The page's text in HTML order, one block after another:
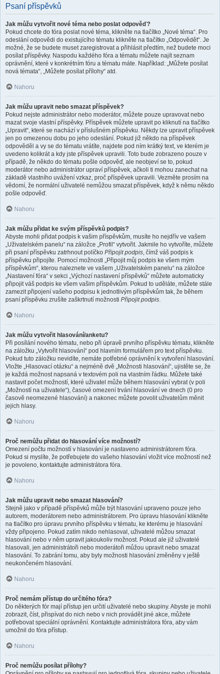
Psaní příspěvků
Jak můžu vytvořit nové téma nebo poslat odpověď?
Pokud chcete do fóra poslat nové téma, klikněte na tlačítko „Nové téma“. Pro
odeslání odpovědi do existujícího tématu klikněte na tlačítko „Odpovědět“. Je
možné, že se budete muset zaregistrovat a přihlásit předtím, než budete moci
posílat příspěvky. Naspodu každého fóra a tématu můžete najít seznam
oprávnění, které v konkrétním fóru a tématu máte. Například: „Můžete posílat
nová témata“, „Můžete posílat přílohy“ atd.
Nahoru
Jak můžu upravit nebo smazat příspěvek?
Pokud nejste administrátor nebo moderátor, můžete pouze upravovat nebo
mazat svoje vlastní příspěvky. Příspěvek můžete upravit po kliknutí na tlačítko
„Upravit“, které se nachází v příslušném příspěvku. Někdy lze upravit příspěvek
jen po omezenou dobu po jeho odeslání. Pokud již někdo na příspěvek
odpověděl a vy se do tématu vrátíte, najdete pod ním krátký text, ve kterém je
uvedeno kolikrát a kdy jste příspěvek upravili. Toto bude zobrazeno pouze v
případě, že někdo do tématu pošle odpověď, ale neobjeví se to, pokud
moderátor nebo administrátor upraví příspěvek, ačkoli ti mohou zanechat na
základě vlastního uvážení vzkaz, proč příspěvek upravili. Vezměte prosím na
vědomí, že normální uživatelé nemůžou smazat příspěvek, když k němu někdo
pošle odpověď.
Nahoru
Jak můžu přidat ke svým příspěvků podpis?
Abyste mohli přidat podpis k vašim příspěvkům, musíte ho nejdřív ve vašem
„Uživatelském panelu“ na záložce „Profil“ vytvořit. Jakmile ho vytvoříte, můžete
při psaní příspěvku zatrhnout políčko Připojit podpis, čímž váš podpis k
příspěvku připojíte. Pomocí možnosti „Připojit můj podpis ke všem mým
příspěvkům“, kterou naleznete ve vašem „Uživatelském panelu“ na záložce
„Nastavení fóra“ v sekci „Výchozí nastavení příspěvků“ můžete automaticky
připojit váš podpis ke všem vašim příspěvkům. Pokud to uděláte, můžete stále
zamezit připojení vašeho podpisu k jednotlivým příspěvkům tak, že během
psaní příspěvku zrušíte zaškrtnutí možnosti Připojit podpis.
Nahoru
Jak můžu vytvořit hlasování/anketu?
Při posílání nového tématu, nebo při úpravě prvního příspěvku tématu, klikněte
na záložku „Vytvořit hlasování“ pod hlavním formulářem pro text příspěvku.
Pokud tuto záložku nevidíte, nemáte potřebné oprávnění k vytvoření hlasování.
Vložte „Hlasovací otázku“ a nejméně dvě „Možnosti hlasování“, ujistěte se, že
je každá možnost napsaná v textovém poli na vlastním řádku. Můžete také
nastavit počet možností, které uživatel může během hlasování vybrat (v poli
„Možností na uživatele“), časové omezení trvání hlasování ve dnech (0 pro
časově neomezené hlasování) a nakonec můžete povolit uživatelům měnit
jejich hlasy.
Nahoru
Proč nemůžu přidat do hlasování více možností?
Omezení počtu možností v hlasování je nastaveno administrátorem fóra.
Pokud si myslíte, že potřebujete do vašeho hlasování vložit více možností než
je povoleno, kontaktujte administrátora fóra.
Nahoru
Jak můžu upravit nebo smazat hlasování?
Stejně jako v případě příspěvků může být hlasování upraveno pouze jeho
autorem, moderátorem nebo administrátorem. Pro úpravu hlasování klikněte
na tlačítko pro úpravu prvního příspěvku v tématu, ke kterému je hlasování
vždy připojeno. Pokud zatím nikdo nehlasoval, uživatelé můžou smazat
hlasování nebo v něm upravit jakoukoliv možnost. Pokud ale již uživatelé
hlasovali, jen administrátoři nebo moderátoři můžou upravit nebo smazat
hlasování. To zabrání tomu, aby byly možnosti hlasování změněny v ještě
neukončeném hlasování.
Nahoru
Proč nemám přístup do určitého fóra?
Do některých fór mají přístup jen určití uživatelé nebo skupiny. Abyste je mohli
zobrazit, číst, přispívat do nich nebo v nich provádět jiné akce, můžete
potřebovat speciální oprávnění. Kontaktujte administrátora fóra, aby vám
umožnil do fóra přístup.
Nahoru
Proč nemůžu posílat přílohy?